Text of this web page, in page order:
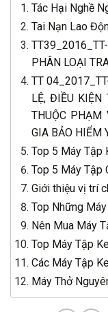
Tác Hại Nghề
Tai Nạn Lao
PHÂN LOẠI
TT
LỆ, ĐIỀU KIỆN
THUỘC PHẠM
GIA BẢO HIỂM
Top 5 Máy Tập
Top 5 Máy Tập
Giới thiệu vị trí
Top Những
Nên Mua Máy
Top Máy Tập
Các Máy Tập
Máy Thở